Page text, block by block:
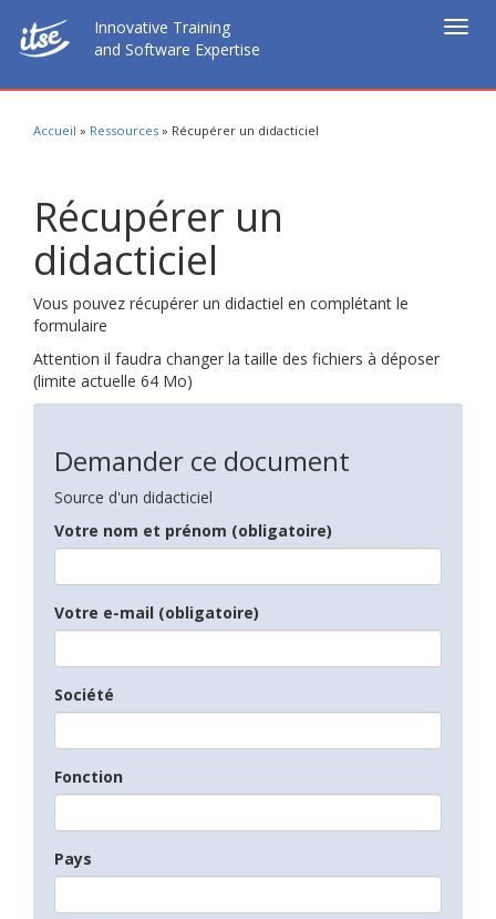
Innovative Training
and Software Expertise
Accueil » Ressources » Récupérer un didacticiel
Récupérer un
didacticiel
Vous pouvez récupérer un didactiel en complétant le
formulaire
Attention il faudra changer la taille des fichiers à déposer
(limite actuelle 64 Mo)
Demander ce document
Source d'un didacticiel
Votre nom et prénom (obligatoire)
Votre e-mail (obligatoire)
Société
Fonction
Pays